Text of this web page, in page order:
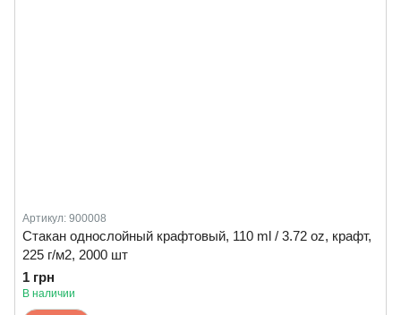
Артикул: 900008
Стакан однослойный крафтовый, 110 ml / 3.72 oz, крафт,
225 г/м2, 2000 шт
1 грн
В наличии